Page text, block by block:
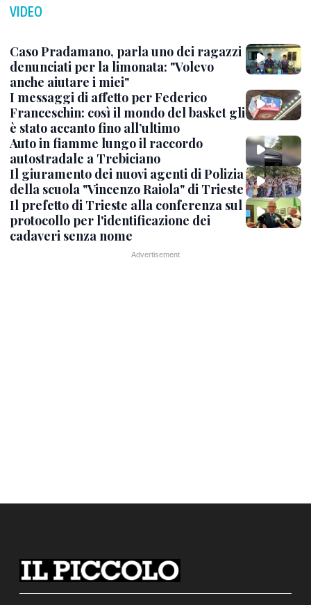
VIDEO
Caso Pradamano, parla uno dei ragazzi
denunciati per la limonata: "Volevo
anche aiutare i miei"
I messaggi di affetto per Federico
Franceschin: così il mondo del basket gli
è stato accanto fino all’ultimo
Auto in fiamme lungo il raccordo
autostradale a Trebiciano
Il giuramento dei nuovi agenti di Polizia
della scuola "Vincenzo Raiola" di Trieste
Il prefetto di Trieste alla conferenza sul
protocollo per l'identificazione dei
cadaveri senza nome